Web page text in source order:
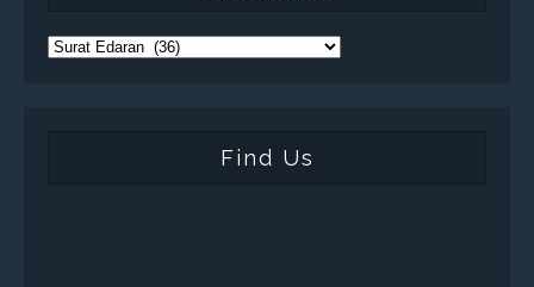
Find Us